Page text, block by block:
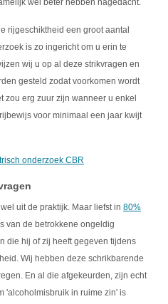
wel beter hebben nagedacht.
rijgeschiktheid een groot aantal
is zo ingericht om u erin te
wij u op al deze strikvragen en
gesteld zodat voorkomen wordt
zou erg zuur zijn wanneer u enkel
voor minimaal een jaar kwijt
onderzoek CBR
uit de praktijk. Maar liefst in 80%
van de betrokkene ongeldig
die hij of zij heeft gegeven tijdens
Wij hebben deze schrikbarende
En al die afgekeurden, zijn echt
'alcoholmisbruik in ruime zin' is